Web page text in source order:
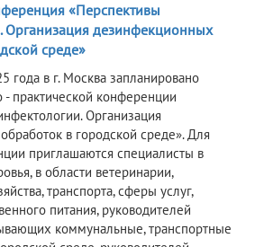
«Перспективы
Организация дезинфекционных
среде»
года в г. Москва запланировано
- практической конференции
Организация
в городской среде». Для
приглашаются специалисты в
в области ветеринарии,
транспорта, сферы услуг,
питания, руководителей
коммунальные, транспортные